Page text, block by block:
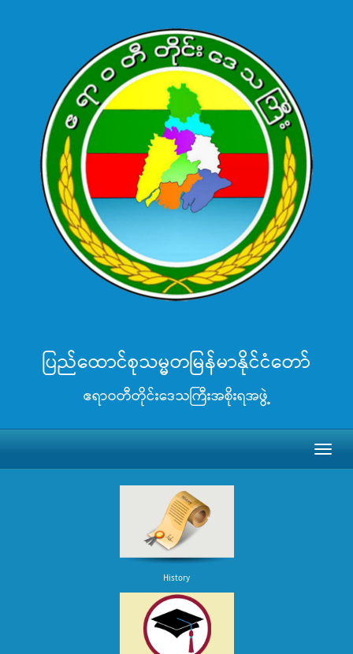
ပြည်ထောင်စုသမ္မတမြန်မာနိုင်ငံတော်
ဧရာဝတီတိုင်းဒေသကြီးအစိုးရအဖွဲ့
History